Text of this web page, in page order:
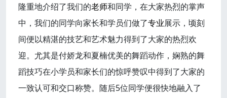
隆重地介绍了我们的老师和同学，在大家热烈的掌声
中，我们的同学向家长和学员们做了专业展示，顷刻
间便以精湛的技艺和艺术魅力得到了大家的热烈欢
迎。尤其是付娇龙和夏楠优美的舞蹈动作，娴熟的舞
蹈技巧在小学员和家长们的惊呼赞叹中得到了大家的
一致认可和交口称赞。随后5位同学便很快地融入了